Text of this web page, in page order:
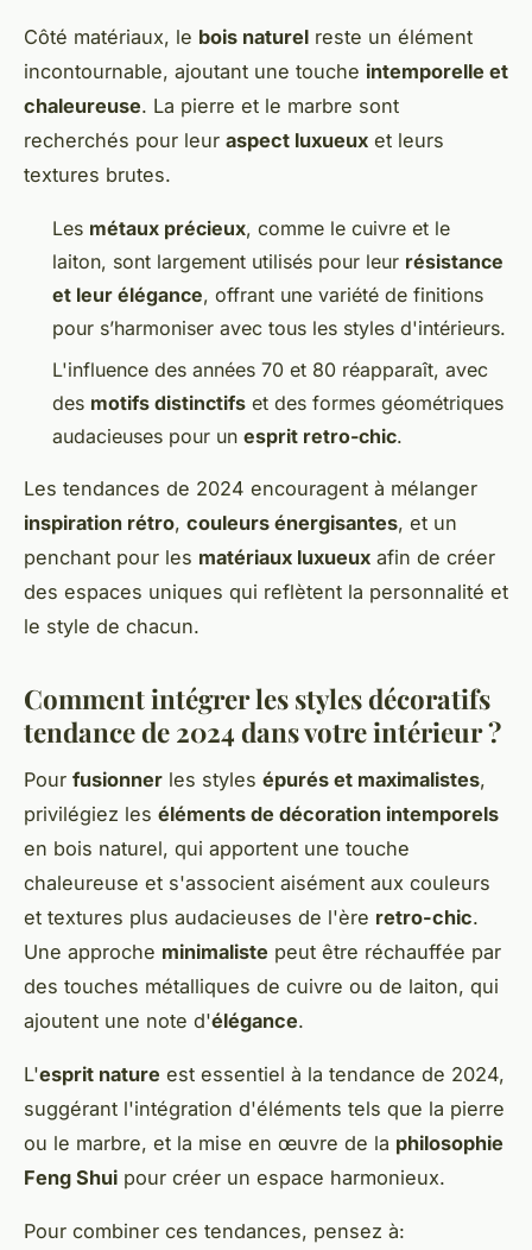
Côté matériaux, le bois naturel reste un élément
incontournable, ajoutant une touche intemporelle et
chaleureuse. La pierre et le marbre sont
recherchés pour leur aspect luxueux et leurs
textures brutes.
Les métaux précieux, comme le cuivre et le
laiton, sont largement utilisés pour leur résistance
et leur élégance, offrant une variété de finitions
pour s’harmoniser avec tous les styles d'intérieurs.
L'influence des années 70 et 80 réapparaît, avec
des motifs distinctifs et des formes géométriques
audacieuses pour un esprit retro-chic.
Les tendances de 2024 encouragent à mélanger
inspiration rétro, couleurs énergisantes, et un
penchant pour les matériaux luxueux afin de créer
des espaces uniques qui reflètent la personnalité et
le style de chacun.
Comment intégrer les styles décoratifs
tendance de 2024 dans votre intérieur ?
Pour fusionner les styles épurés et maximalistes,
privilégiez les éléments de décoration intemporels
en bois naturel, qui apportent une touche
chaleureuse et s'associent aisément aux couleurs
et textures plus audacieuses de l'ère retro-chic.
Une approche minimaliste peut être réchauffée par
des touches métalliques de cuivre ou de laiton, qui
ajoutent une note d'élégance.
L'esprit nature est essentiel à la tendance de 2024,
suggérant l'intégration d'éléments tels que la pierre
ou le marbre, et la mise en œuvre de la philosophie
Feng Shui pour créer un espace harmonieux.
Pour combiner ces tendances, pensez à: